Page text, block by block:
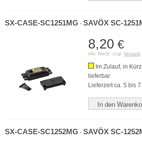
SX-CASE-SC1251MG - SAVÖX SC-
8,20 €
inkl. MwSt. zzgl. Versand
Im Zulauf, in
lieferbar
Lieferzeit ca. 5 bis
In den
SX-CASE-SC1252MG - SAVÖX SC-